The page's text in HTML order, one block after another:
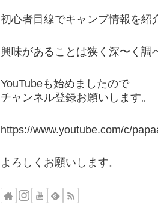
初心者目線でキャンプ情報を紹
興味があることは狭く深〜く調
YouTubeも始めましたので
チャンネル登録お願いします。
https://www.youtube.com/c/
よろしくお願いします。